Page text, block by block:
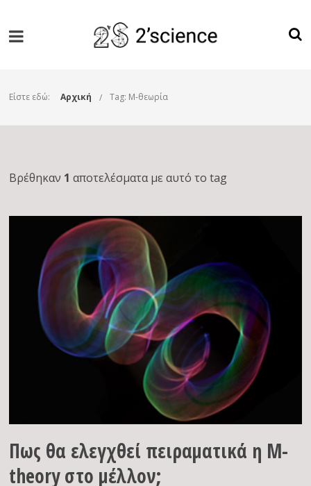
Είστε εδώ: Αρχική Tag: Μ-θεωρία
Βρέθηκαν 1 αποτελέσματα με αυτό το tag
Πως θα ελεγχθεί πειραματικά η Μ-
theory στο μέλλον;